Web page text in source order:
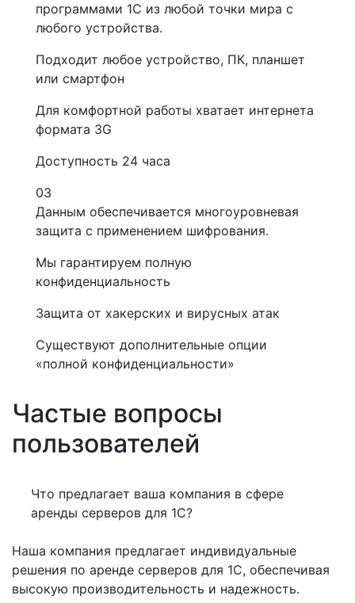
программами 1С из любой точки мира с
любого устройства.
Подходит любое устройство, ПК, планшет
или смартфон
Для комфортной работы хватает интернета
формата 3G
Доступность 24 часа
03
Данным обеспечивается многоуровневая
защита с применением шифрования.
Мы гарантируем полную
конфиденциальность
Защита от хакерских и вирусных атак
Существуют дополнительные опции
«полной конфиденциальности»
Частые вопросы
пользователей
Что предлагает ваша компания в сфере
аренды серверов для 1С?
Наша компания предлагает индивидуальные
решения по аренде серверов для 1С, обеспечивая
высокую производительность и надежность.